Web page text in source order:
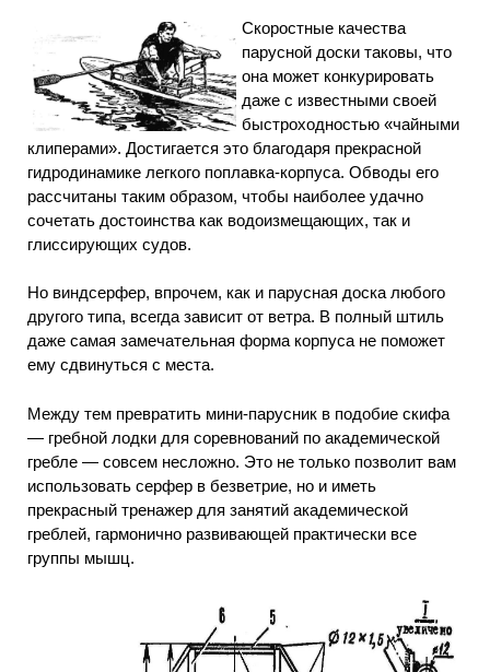
Скоростные качества
парусной доски таковы, что
она может конкурировать
даже с известными своей
быстроходностью «чайными
клиперами». Достигается это благодаря прекрасной
гидродинамике легкого поплавка-корпуса. Обводы его
рассчитаны таким образом, чтобы наиболее удачно
сочетать достоинства как водоизмещающих, так и
глиссирующих судов.
Но виндсерфер, впрочем, как и парусная доска любого
другого типа, всегда зависит от ветра. В полный штиль
даже самая замечательная форма корпуса не поможет
ему сдвинуться с места.
Между тем превратить мини-парусник в подобие скифа
— гребной лодки для соревнований по академической
гребле — совсем несложно. Это не только позволит вам
использовать серфер в безветрие, но и иметь
прекрасный тренажер для занятий академической
греблей, гармонично развивающей практически все
группы мышц.